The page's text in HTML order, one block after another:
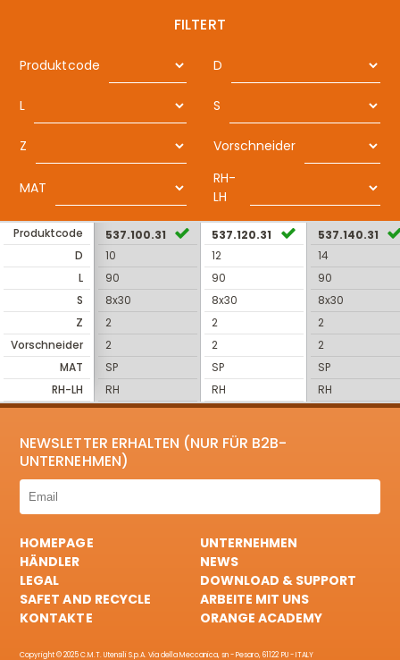
FILTERT
Produktcode D
L S
Z Vorschneider
MAT
RH-
LH
Produktcode
D
L
S
Z
Vorschneider
MAT
RH-LH
537.100.31
10
90
8x30
2
2
SP
RH
537.120.31
12
90
8x30
2
2
SP
RH
537.140.31
14
90
8x30
2
2
SP
RH
NEWSLETTER ERHALTEN (NUR FÜR B2B-
UNTERNEHMEN)
HOMEPAGE
UNTERNEHMEN
HÄNDLER
NEWS
LEGAL
DOWNLOAD & SUPPORT
SAFET AND RECYCLE
ARBEITE MIT UNS
KONTAKTE
ORANGE ACADEMY
Copyright © 2025 C.M.T. Utensili S.p.A. Via della Meccanica, sn - Pesaro, 61122 PU - ITALY